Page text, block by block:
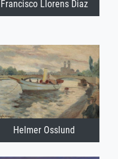
Francisco Llorens Diaz
Helmer Osslund